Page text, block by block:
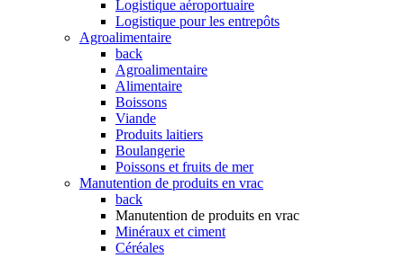
Logistique aéroportuaire
Logistique pour les entrepôts
Agroalimentaire
back
Agroalimentaire
Alimentaire
Boissons
Viande
Produits laitiers
Boulangerie
Poissons et fruits de mer
Manutention de produits en vrac
back
Manutention de produits en vrac
Minéraux et ciment
Céréales